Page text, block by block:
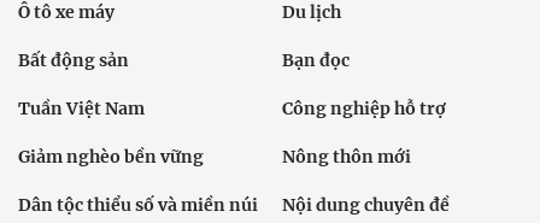
Ô tô xe máy Du lịch
Bất động sản Bạn đọc
Tuần Việt Nam Công nghiệp hỗ trợ
Giảm nghèo bền vững Nông thôn mới
Dân tộc thiểu số và miền núi Nội dung chuyên đề